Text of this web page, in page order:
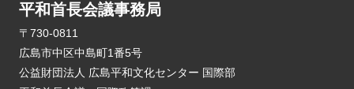
平和首長会議事務局